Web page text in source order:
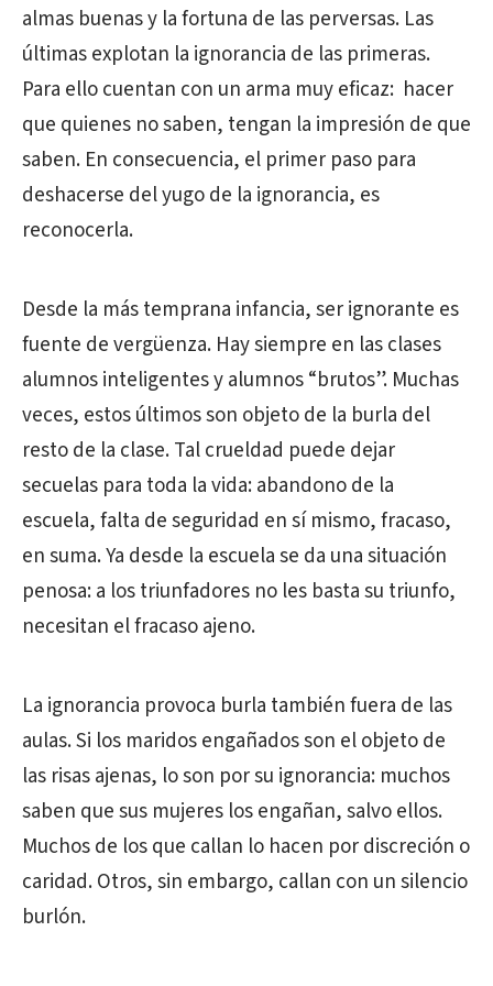
almas buenas y la fortuna de las perversas. Las
últimas explotan la ignorancia de las primeras.
Para ello cuentan con un arma muy eficaz: hacer
que quienes no saben, tengan la impresión de que
saben. En consecuencia, el primer paso para
deshacerse del yugo de la ignorancia, es
reconocerla.
Desde la más temprana infancia, ser ignorante es
fuente de vergüenza. Hay siempre en las clases
alumnos inteligentes y alumnos “brutos”. Muchas
veces, estos últimos son objeto de la burla del
resto de la clase. Tal crueldad puede dejar
secuelas para toda la vida: abandono de la
escuela, falta de seguridad en sí mismo, fracaso,
en suma. Ya desde la escuela se da una situación
penosa: a los triunfadores no les basta su triunfo,
necesitan el fracaso ajeno.
La ignorancia provoca burla también fuera de las
aulas. Si los maridos engañados son el objeto de
las risas ajenas, lo son por su ignorancia: muchos
saben que sus mujeres los engañan, salvo ellos.
Muchos de los que callan lo hacen por discreción o
caridad. Otros, sin embargo, callan con un silencio
burlón.